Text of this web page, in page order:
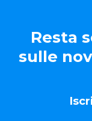
Resta
sulle